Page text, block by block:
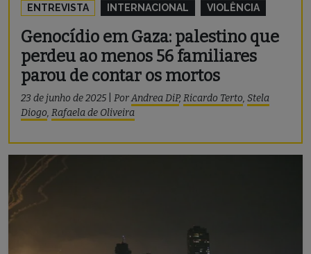
ENTREVISTA INTERNACIONAL VIOLÊNCIA
Genocídio em Gaza: palestino que
perdeu ao menos 56 familiares
parou de contar os mortos
23 de junho de 2025 PorAndrea DiP, Ricardo Terto, Stela
Diogo, Rafaela de Oliveira